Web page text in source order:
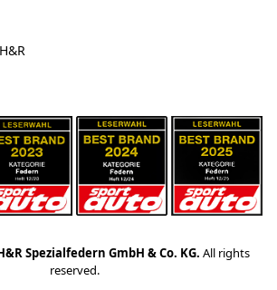
Spezialfedern GmbH & Co. KG. All rights
reserved.